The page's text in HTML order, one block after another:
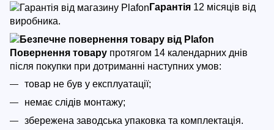
Гарантія 12 місяців від
виробника.
Повернення товару протягом 14 календарних днів
після покупки при дотриманні наступних умов:
товар не був у експлуатації;
немає слідів монтажу;
збережена заводська упаковка та комплектація.